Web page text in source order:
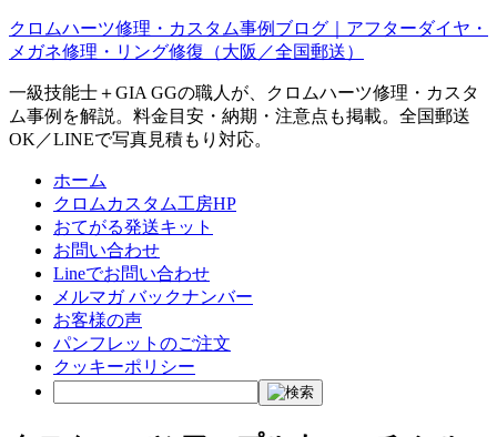
クロムハーツ修理・カスタム事例ブログ｜アフターダイヤ・
メガネ修理・リング修復（大阪／全国郵送）
一級技能士＋GIA GGの職人が、クロムハーツ修理・カスタ
ム事例を解説。料金目安・納期・注意点も掲載。全国郵送
OK／LINEで写真見積もり対応。
ホーム
クロムカスタム工房HP
おてがる発送キット
お問い合わせ
Lineでお問い合わせ
メルマガ バックナンバー
お客様の声
パンフレットのご注文
クッキーポリシー